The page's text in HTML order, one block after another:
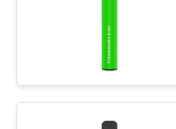
Cigarrillo